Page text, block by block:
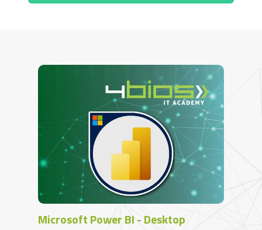
Microsoft Power BI - Desktop